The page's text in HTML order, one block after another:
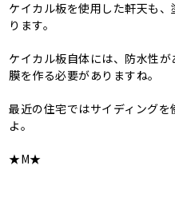
ケイカル板を使用した軒天も
ります。
ケイカル板自体には、防水性
膜を作る必要がありますね。
最近の住宅ではサイディング
よ。
★M★